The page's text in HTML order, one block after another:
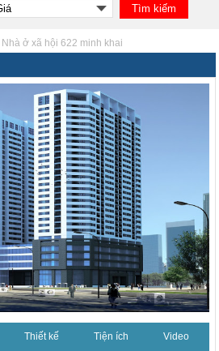
Nhà ở xã hội 622 minh khai
Thiết kế Tiện ích Video